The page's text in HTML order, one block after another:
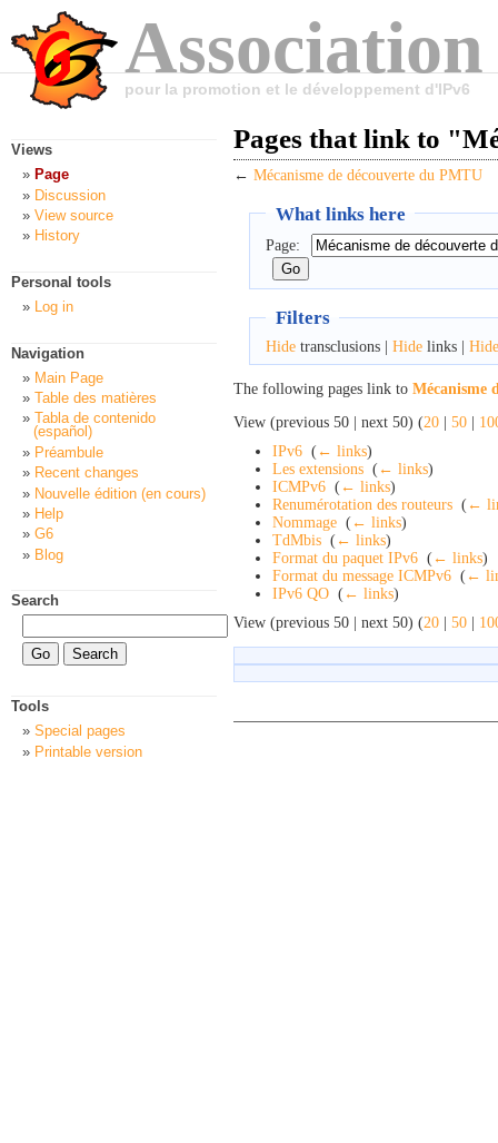
pour la promotion et le développement d'IPv6
Pages that link to
← Mécanisme de découverte du PMTU
What links here
Page:
Filters
Hidetransclusions | Hidelinks | Hide
The following pages link to Mécanisme
View (previous 50 | next 50) (20 | 50 |
IPv6 ( ← links)
Les extensions ( ← links)
ICMPv6 ( ← links)
Renumérotation des routeurs ( ←
Nommage ( ← links)
TdMbis ( ← links)
Format du paquet IPv6 ( ← links)
Format du message ICMPv6 ( ←
IPv6 QO ( ← links)
View (previous 50 | next 50) (20 | 50 |
Views
Page
Discussion
View source
History
Personal tools
Log in
Navigation
Main Page
Table des matières
Tabla de contenido
(español)
Préambule
Recent changes
Nouvelle édition (en cours)
Help
G6
Blog
Search
Tools
Special pages
Printable version